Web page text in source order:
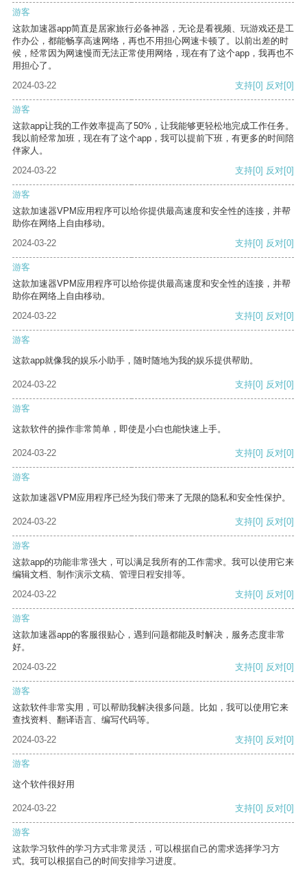
游客
这款加速器app简直是居家旅行必备神器，无论是看视频、玩游戏还是工
作办公，都能畅享高速网络，再也不用担心网速卡顿了。以前出差的时
候，经常因为网速慢而无法正常使用网络，现在有了这个app，我再也不
用担心了。
2024-03-22
支持[0] 反对[0]
游客
这款app让我的工作效率提高了50%，让我能够更轻松地完成工作任务。
我以前经常加班，现在有了这个app，我可以提前下班，有更多的时间陪
伴家人。
2024-03-22
支持[0] 反对[0]
游客
这款加速器VPM应用程序可以给你提供最高速度和安全性的连接，并帮
助你在网络上自由移动。
2024-03-22
支持[0] 反对[0]
游客
这款加速器VPM应用程序可以给你提供最高速度和安全性的连接，并帮
助你在网络上自由移动。
2024-03-22
支持[0] 反对[0]
游客
这款app就像我的娱乐小助手，随时随地为我的娱乐提供帮助。
2024-03-22 支持[0] 反对[0]
游客
这款软件的操作非常简单，即使是小白也能快速上手。
2024-03-22 支持[0] 反对[0]
游客
这款加速器VPM应用程序已经为我们带来了无限的隐私和安全性保护。
2024-03-22 支持[0] 反对[0]
游客
这款app的功能非常强大，可以满足我所有的工作需求。我可以使用它来
编辑文档、制作演示文稿、管理日程安排等。
2024-03-22
支持[0] 反对[0]
游客
这款加速器app的客服很贴心，遇到问题都能及时解决，服务态度非常
好。
2024-03-22
支持[0] 反对[0]
游客
这款软件非常实用，可以帮助我解决很多问题。比如，我可以使用它来
查找资料、翻译语言、编写代码等。
2024-03-22
支持[0] 反对[0]
游客
这个软件很好用
2024-03-22 支持[0] 反对[0]
游客
这款学习软件的学习方式非常灵活，可以根据自己的需求选择学习方
式。我可以根据自己的时间安排学习进度。